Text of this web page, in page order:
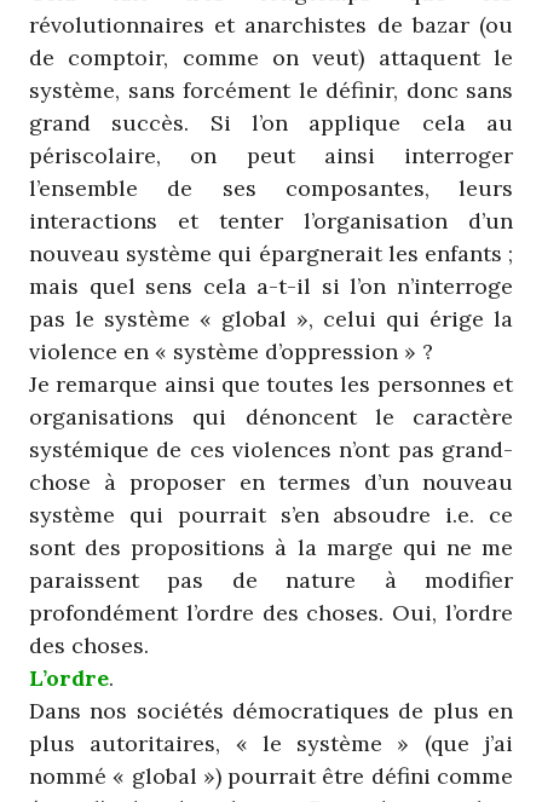
révolutionnaires et anarchistes de bazar (ou
de comptoir, comme on veut) attaquent le
système, sans forcément le définir, donc sans
grand succès. Si l’on applique cela au
périscolaire, on peut ainsi interroger
l’ensemble de ses composantes, leurs
interactions et tenter l’organisation d’un
nouveau système qui épargnerait les enfants ;
mais quel sens cela a-t-il si l’on n’interroge
pas le système « global », celui qui érige la
violence en « système d’oppression » ?
Je remarque ainsi que toutes les personnes et
organisations qui dénoncent le caractère
systémique de ces violences n’ont pas grand-
chose à proposer en termes d’un nouveau
système qui pourrait s’en absoudre i.e. ce
sont des propositions à la marge qui ne me
paraissent pas de nature à modifier
profondément l’ordre des choses. Oui, l’ordre
des choses.
L’ordre.
Dans nos sociétés démocratiques de plus en
plus autoritaires, « le système » (que j’ai
nommé « global ») pourrait être défini comme